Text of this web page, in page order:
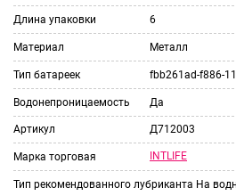
Длина упаковки 6
Материал Металл
Тип батареек fbb261ad-f886-
Водонепроницаемость Да
Артикул Д712003
Марка торговая INTLIFE
Тип рекомендованного лубриканта На